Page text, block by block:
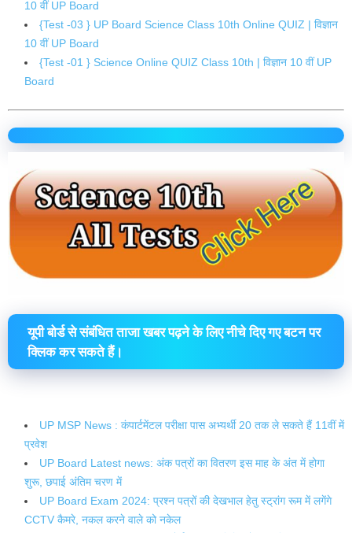
10 वीं UP Board
{Test -03 } UP Board Science Class 10th Online QUIZ | विज्ञान
10 वीं UP Board
{Test -01 } Science Online QUIZ Class 10th | विज्ञान 10 वीं UP
Board
यूपी बोर्ड से संबंधित ताजा खबर पढ़ने के लिए नीचे दिए गए बटन पर
क्लिक कर सकते हैं।
UP MSP News : कंपार्टमेंटल परीक्षा पास अभ्यर्थी 20 तक ले सकते हैं 11वीं में
प्रवेश
UP Board Latest news: अंक पत्रों का वितरण इस माह के अंत में होगा
शुरू, छपाई अंतिम चरण में
UP Board Exam 2024: प्रश्न पत्रों की देखभाल हेतु स्ट्रांग रूम में लगेंगे
CCTV कैमरे, नकल करने वाले को नकेल